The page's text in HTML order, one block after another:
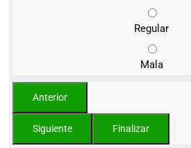
Regular
Mala